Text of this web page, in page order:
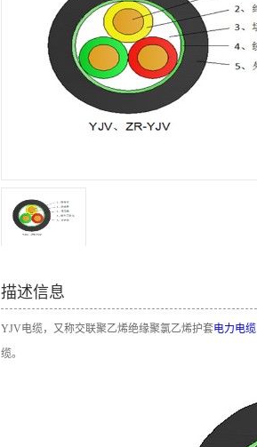
描述信息
YJV电缆，又称交联聚乙烯绝缘聚氯乙烯护套电力电缆
缆。